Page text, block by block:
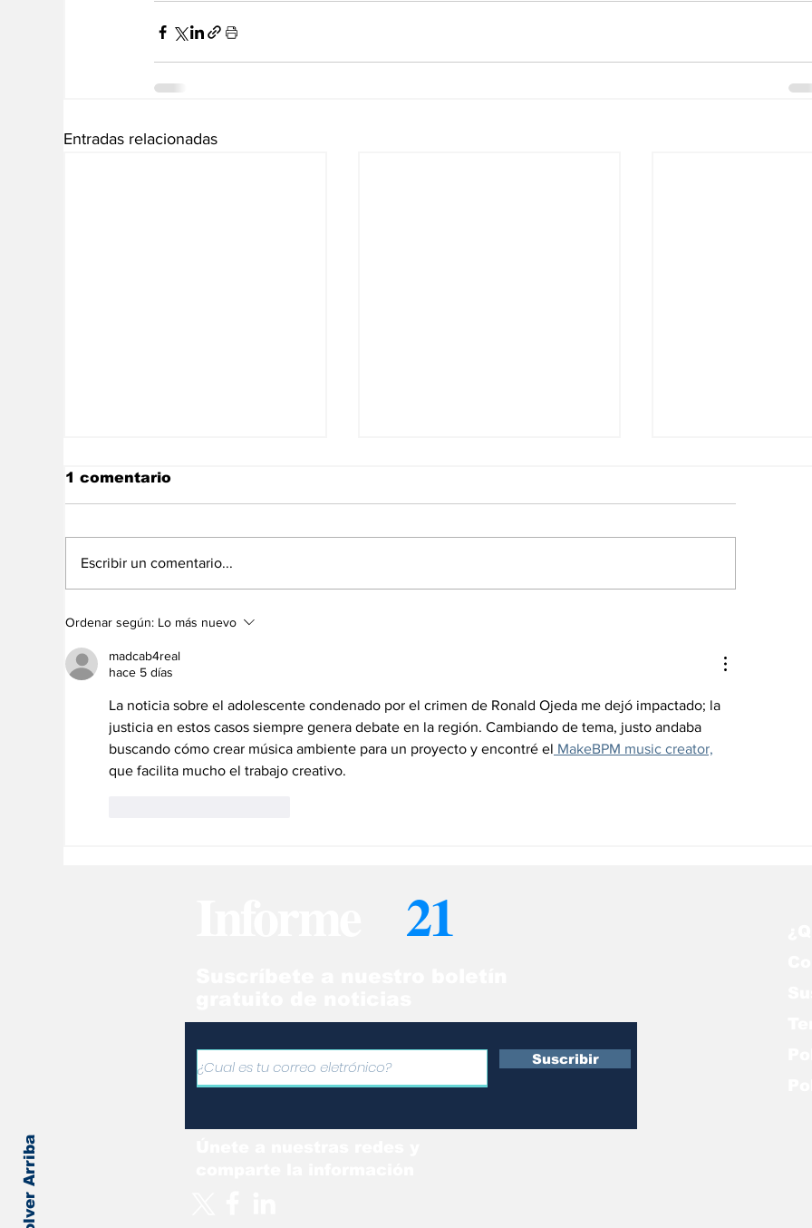
Entradas relacionadas
conquistando medallas
en los
Centroamericanos
1 comentario
Escribir un comentario...
Ordenar según: Lo más nuevo
madcab4real
hace 5 días
La noticia sobre el adolescente condenado por el crimen de Ronald Ojeda me dejó impactado; la
justicia en estos casos siempre genera debate en la región. Cambiando de tema, justo andaba
buscando cómo crear música ambiente para un proyecto y encontré el MakeBPM music creator,
que facilita mucho el trabajo creativo.
Volver Arriba
21
Suscribir